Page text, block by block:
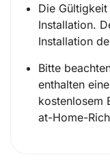
Die
Installation.
Installation
Bitte
enthalten
kostenlosem
at-Home-